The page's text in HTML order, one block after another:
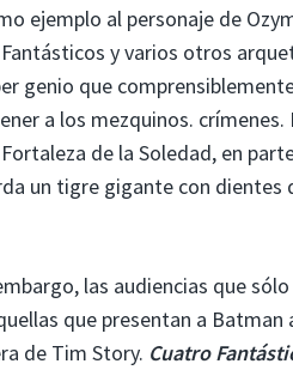
ejemplo al personaje de
y varios otros
genio que
a los mezquinos. crímenes.
de la Soledad, en
un tigre gigante con dientes
las audiencias que
que presentan a Batman
de Tim Story. Cuatro